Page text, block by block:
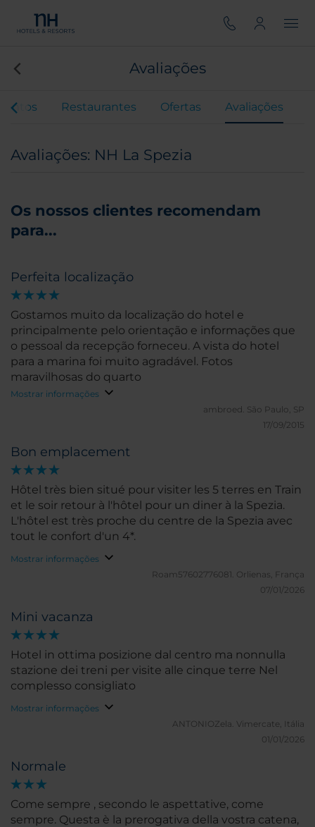
Avaliações
Restaurantes Ofertas Avaliações
Avaliações: NH La Spezia
Os nossos clientes recomendam
para...
Perfeita localização
Gostamos muito da localização do hotel e
principalmente pelo orientação e informações que
o pessoal da recepção forneceu. A vista do hotel
para a marina foi muito agradável. Fotos
maravilhosas do quarto
Mostrar informações
ambroed. São Paulo, SP
17/09/2015
Bon emplacement
Hôtel très bien situé pour visiter les 5 terres en Train
et le soir retour à l'hôtel pour un diner à la Spezia.
L'hôtel est très proche du centre de la Spezia avec
tout le confort d'un 4*.
Mostrar informações
Roam57602776081. Orlienas, França
07/01/2026
Mini vacanza
Hotel in ottima posizione dal centro ma nonnulla
stazione dei treni per visite alle cinque terre Nel
complesso consigliato
Mostrar informações
ANTONIOZela. Vimercate, Itália
01/01/2026
Normale
Come sempre , secondo le aspettative, come
sempre. Questa è la prerogativa della vostra catena,